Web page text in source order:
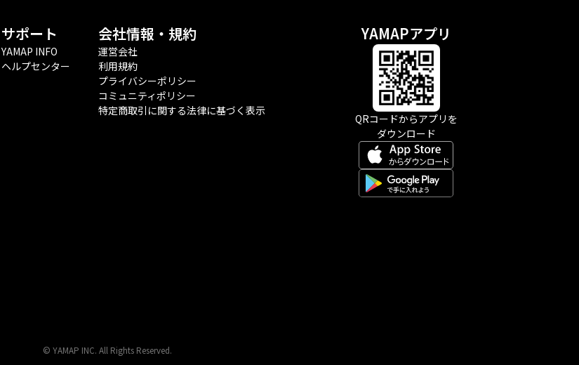
サポート
YAMAP INFO
ヘルプセンター
会社情報・規約
運営会社
利用規約
プライバシーポリシー
コミュニティポリシー
特定商取引に関する法律に基づく表示
YAMAPアプリ
QRコードからアプリを
ダウンロード
© YAMAP INC. All Rights Reserved.